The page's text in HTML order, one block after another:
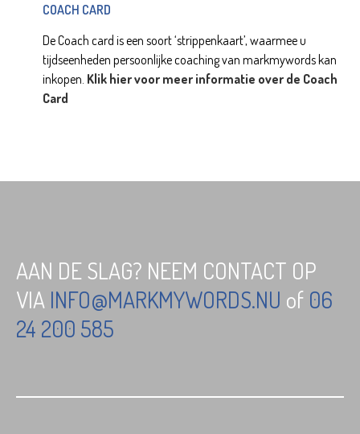
COACH CARD
De Coach card is een soort ‘strippenkaart’, waarmee u
tijdseenheden persoonlijke coaching van markmywords kan
inkopen. Klik hier voor meer informatie over de Coach
Card
AAN DE SLAG? NEEM CONTACT OP
VIA INFO@MARKMYWORDS.NU of 06
24 200 585